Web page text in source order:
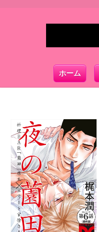
ホーム